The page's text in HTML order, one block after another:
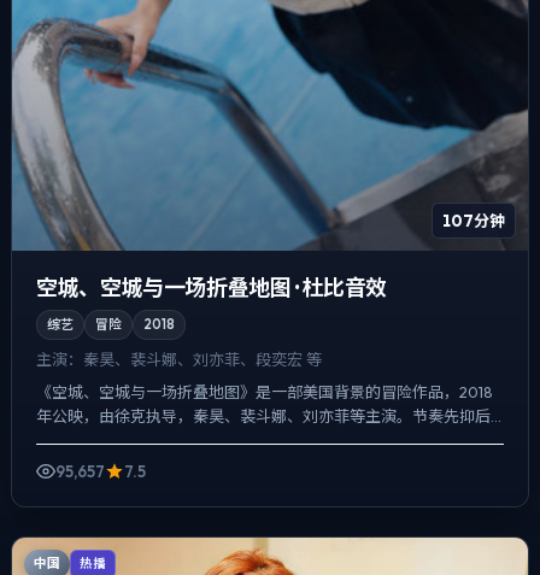
107分钟
空城、空城与一场折叠地图 · 杜比音效
综艺 冒险 2018
主演： 秦昊、裴斗娜、刘亦菲、段奕宏 等
《空城、空城与一场折叠地图》是一部美国背景的冒险作品，2018
年公映，由徐克执导，秦昊、裴斗娜、刘亦菲等主演。节奏先抑后
扬，前半段铺陈日常，后半段陡然收紧，喜剧桥段服务于人物性...
95,657
7.5
中国 热播